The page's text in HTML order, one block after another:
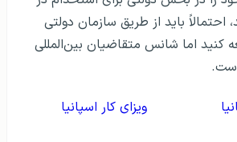
احتمالاً باید از طریق سازمان دولتی
کنید اما شانس متقاضیان بین‌المللی
ویزای کار اسپانیا